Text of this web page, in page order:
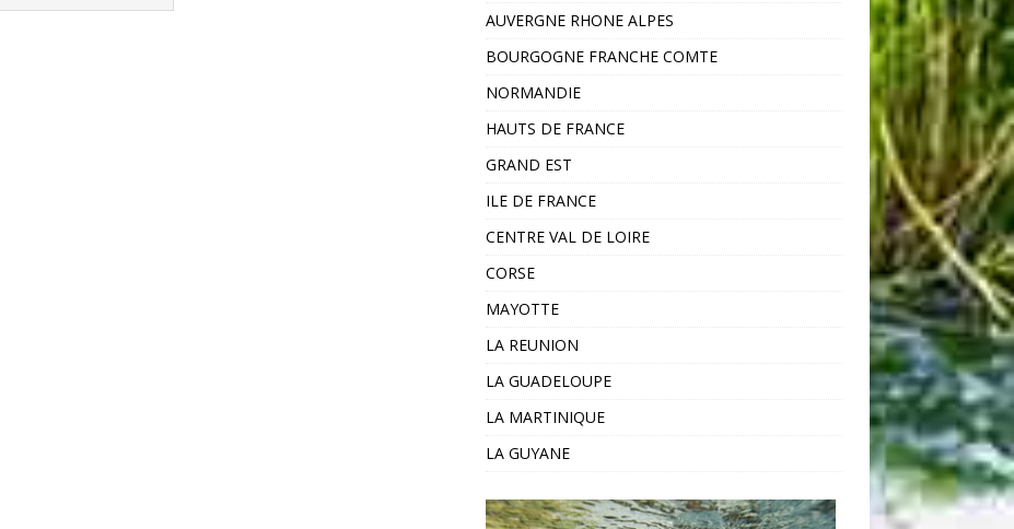
AUVERGNE RHONE ALPES
BOURGOGNE FRANCHE COMTE
NORMANDIE
HAUTS DE FRANCE
GRAND EST
ILE DE FRANCE
CENTRE VAL DE LOIRE
CORSE
MAYOTTE
LA REUNION
LA GUADELOUPE
LA MARTINIQUE
LA GUYANE